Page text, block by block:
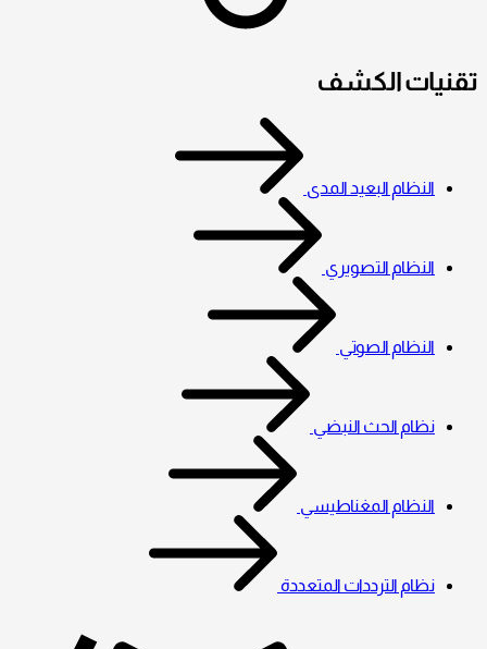
تقنيات الكشف
النظام البعيد المدى
النظام التصويري
النظام الصوتي
نظام الحث النبضي
النظام المغناطيسي
نظام الترددات المتعددة